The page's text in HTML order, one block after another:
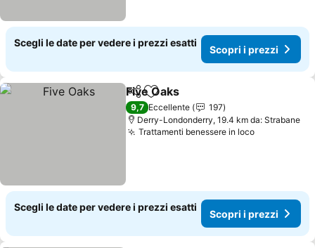
Scegli le date per vedere i prezzi esatti
Scopri i prezzi
CondividiAggiungi ai preferiti
Five Oaks
9,7 Eccellente
197
Derry-Londonderry, 19.4 km da: Strabane
Trattamenti benessere in locoScopri i
Scegli le date per vedere i prezzi esatti
Scopri i prezzi